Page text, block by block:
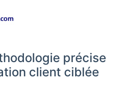
précise
client ciblée